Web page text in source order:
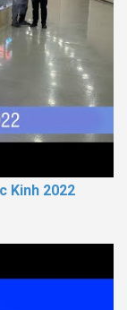
Kinh 2022